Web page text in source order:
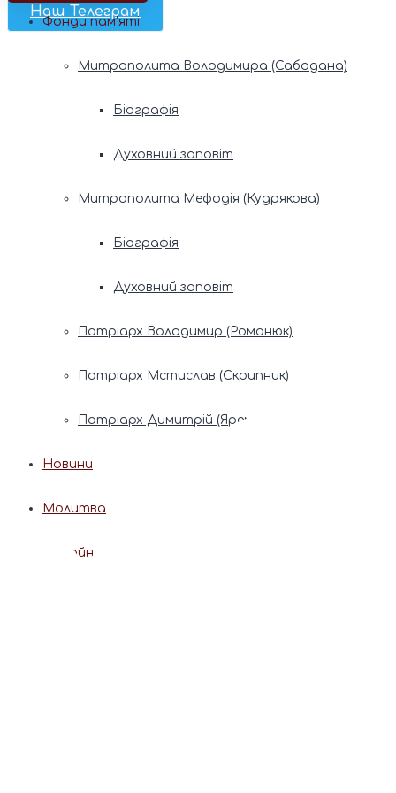
Наш Телеграм
Фонди пам’яті
Митрополита Володимира (Сабодана)
Біографія
Духовний заповіт
Митрополита Мефодія (Кудрякова)
Біографія
Духовний заповіт
Патріарх Володимир (Романюк)
Патріарх Мстислав (Скрипник)
Патріарх Димитрій (Ярема)
Новини
Молитва
Онлайн послуги